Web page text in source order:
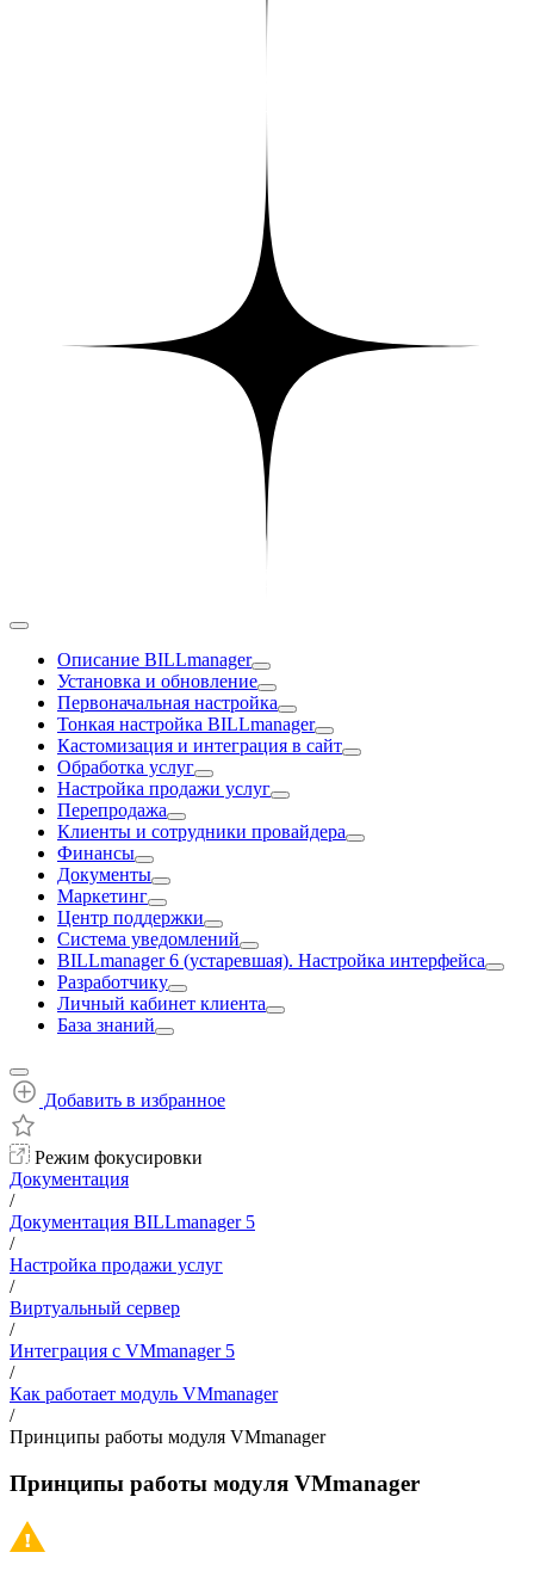
Описание BILLmanager
Установка и обновление
Первоначальная настройка
Тонкая настройка BILLmanager
Кастомизация и интеграция в сайт
Обработка услуг
Настройка продажи услуг
Перепродажа
Клиенты и сотрудники провайдера
Финансы
Документы
Маркетинг
Центр поддержки
Система уведомлений
BILLmanager 6 (устаревшая). Настройка интерфейса
Разработчику
Личный кабинет клиента
База знаний
Добавить в избранное
Режим фокусировки
Документация
/
Документация BILLmanager 5
/
Настройка продажи услуг
/
Виртуальный сервер
/
Интеграция с VMmanager 5
/
Как работает модуль VMmanager
/
Принципы работы модуля VMmanager
Принципы работы модуля VMmanager